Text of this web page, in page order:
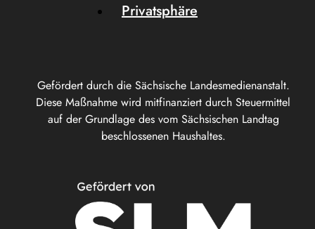
Gefördert durch die Sächsische Landesmedienanstalt.
Diese Maßnahme wird mitfinanziert durch Steuermittel
auf der Grundlage des vom Sächsischen Landtag
beschlossenen Haushaltes.
Privatsphäre